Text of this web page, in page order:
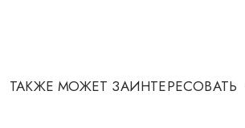
способом:
ТАКЖЕ МОЖЕТ ЗАИНТЕРЕСОВАТЬ